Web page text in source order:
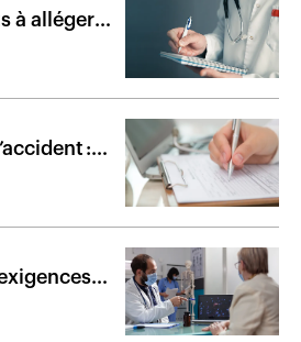
à alléger
inquiets
:
pour
alléger